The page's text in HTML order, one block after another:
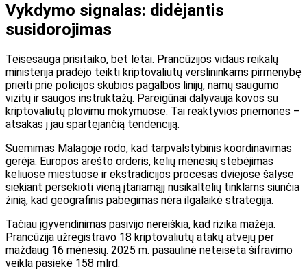
Vykdymo signalas: didėjantis
susidorojimas
Teisėsauga prisitaiko, bet lėtai. Prancūzijos vidaus reikalų
ministerija pradėjo teikti kriptovaliutų verslininkams pirmenybę
prieiti prie policijos skubios pagalbos linijų, namų saugumo
vizitų ir saugos instruktažų. Pareigūnai dalyvauja kovos su
kriptovaliutų plovimu mokymuose. Tai reaktyvios priemonės –
atsakas į jau spartėjančią tendenciją.
Suėmimas Malagoje rodo, kad tarpvalstybinis koordinavimas
gerėja. Europos arešto orderis, kelių mėnesių stebėjimas
keliuose miestuose ir ekstradicijos procesas dviejose šalyse
siekiant persekioti vieną įtariamąjį nusikaltėlių tinklams siunčia
žinią, kad geografinis pabėgimas nėra ilgalaikė strategija.
Tačiau įgyvendinimas pasivijo nereiškia, kad rizika mažėja.
Prancūzija užregistravo 18 kriptovaliutų atakų atvejų per
maždaug 16 mėnesių. 2025 m. pasaulinė neteisėta šifravimo
veikla pasiekė 158 mlrd.